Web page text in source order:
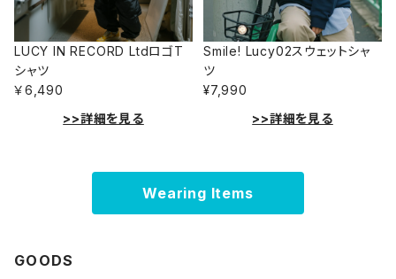
LUCY IN RECORD LtdロゴT
シャツ
￥6,490
>>詳細を見る
Smile! Lucy02スウェットシャ
ツ
¥7,990
>>詳細を見る
Wearing Items
GOODS